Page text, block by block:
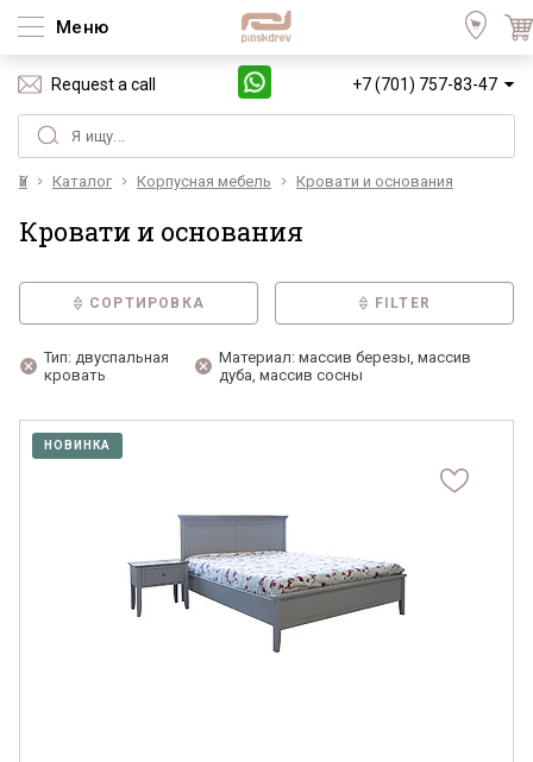
Меню
Request a call +7 (701) 757-83-47
Үй Каталог Корпусная мебель Кровати и основания
Кровати и основания
СОРТИРОВКА FILTER
Тип: двуспальная
кровать
Материал: массив березы, массив
дуба, массив сосны
НОВИНКА